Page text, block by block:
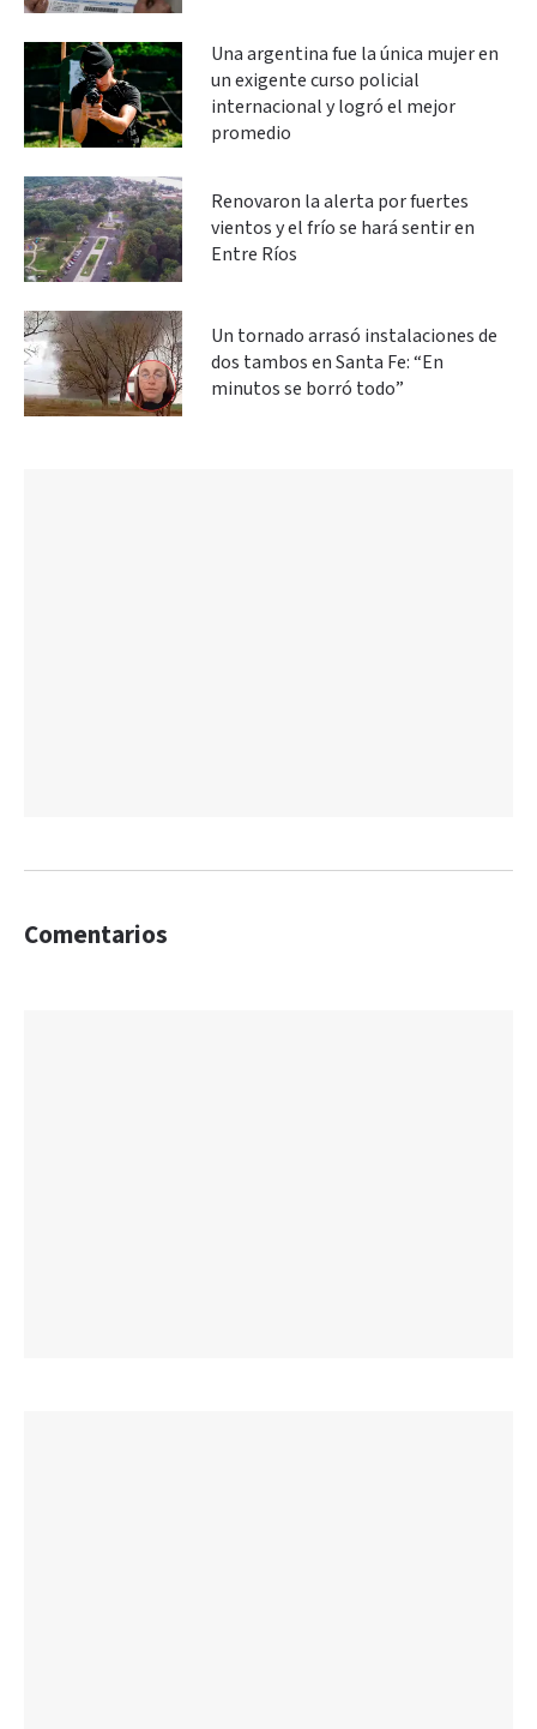
Una argentina fue la única mujer en
un exigente curso policial
internacional y logró el mejor
promedio
Renovaron la alerta por fuertes
vientos y el frío se hará sentir en
Entre Ríos
Un tornado arrasó instalaciones de
dos tambos en Santa Fe: “En
minutos se borró todo”
Comentarios